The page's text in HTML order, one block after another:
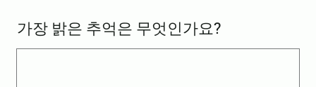
가장 밝은 추억은 무엇인가요?